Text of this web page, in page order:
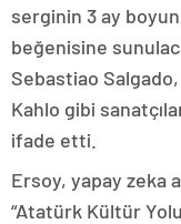
serginin 3 ay
beğenisine
Sebastiao
Kahlo gibi
ifade etti.
Ersoy, yapay zeka
“Atatürk Kültür